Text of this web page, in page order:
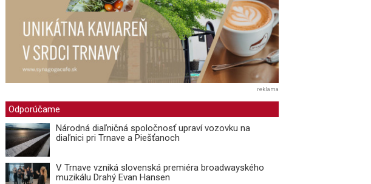
reklama
Odporúčame
Národná diaľničná spoločnosť upraví vozovku na
diaľnici pri Trnave a Piešťanoch
V Trnave vzniká slovenská premiéra broadwayského
muzikálu Drahý Evan Hansen